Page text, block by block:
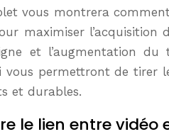
vous montrera
maximiser
et l’augmentation
vous permettront de tirer
et durables.
le lien entre vidéo